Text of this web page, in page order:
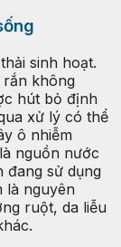
sinh hoạt.
rắn không
hút bỏ định
xử lý có thể
ô nhiễm
nguồn nước
đang sử dụng
là nguyên
ruột, da liễu